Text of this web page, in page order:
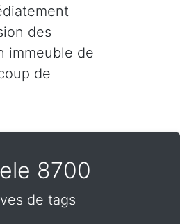
des
immeuble de
de
8700
de tags